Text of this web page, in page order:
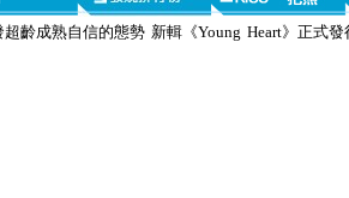
齡成熟自信的態勢 新輯《Young Heart》正式發